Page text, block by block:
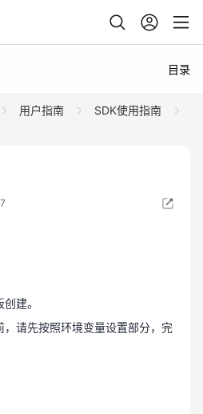
目录
用户指南
SDK使用指南
建。
，请先按照环境变量设置部分，完